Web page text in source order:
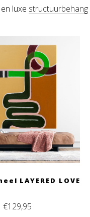
luxe structuurbehang
LAYERED LOVE
€129,95